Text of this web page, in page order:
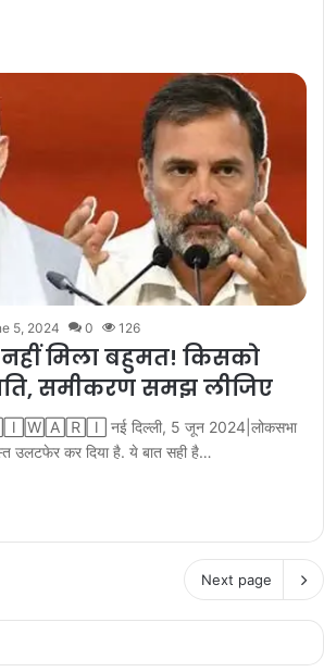
5, 2024 0 126
नहीं मिला बहुमत! किसको
समीकरण समझ लीजिए
नई दिल्ली, 5 जून 2024|लोकसभा
उलटफेर कर दिया है. ये बात सही है…
Next page